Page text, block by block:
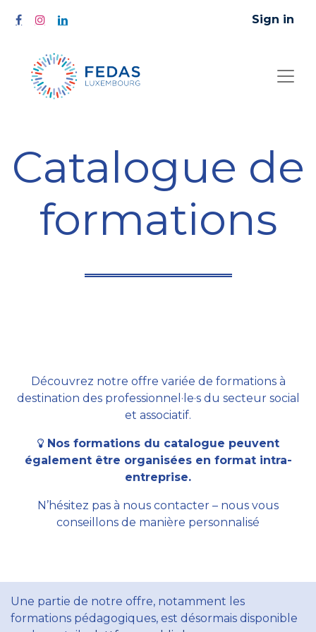
Sign in
Catalogue de
formations
Découvrez notre offre variée de formations à
destination des professionnel·le·s du secteur social
et associatif.
Nos formations du catalogue peuvent
également être organisées en format intra-
entreprise.
N’hésitez pas à nous contacter – nous vous
conseillons de manière personnalisé
Une partie de notre offre, notamment les
formations pédagogiques, est désormais disponible